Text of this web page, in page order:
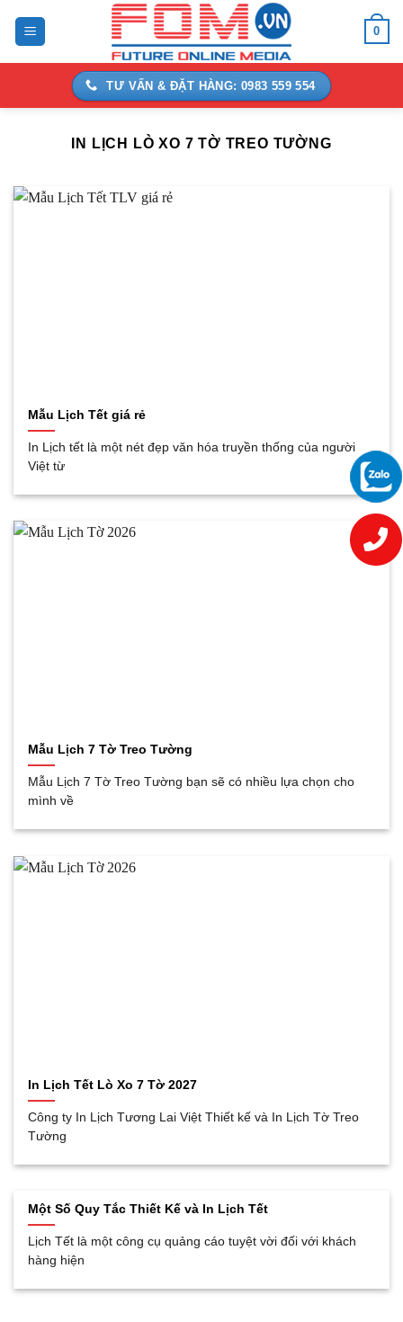
0
TƯ VẤN & ĐẶT HÀNG: 0983 559 554
IN LỊCH LÒ XO 7 TỜ TREO TƯỜNG
Mẫu Lịch Tết giá rẻ
In Lịch tết là một nét đẹp văn hóa truyền thống của người
Việt từ
Mẫu Lịch 7 Tờ Treo Tường
Mẫu Lịch 7 Tờ Treo Tường bạn sẽ có nhiều lựa chọn cho
mình về
In Lịch Tết Lò Xo 7 Tờ 2027
Công ty In Lịch Tương Lai Việt Thiết kế và In Lịch Tờ Treo
Tường
Một Số Quy Tắc Thiết Kế và In Lịch Tết
Lịch Tết là một công cụ quảng cáo tuyệt vời đối với khách
hàng hiện